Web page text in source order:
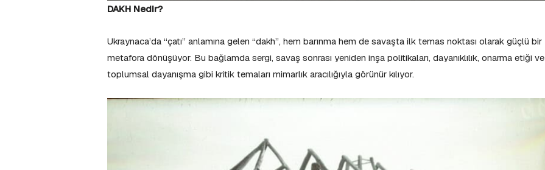
DAKH Nedir?
Ukraynaca’da “çatı” anlamına gelen “dakh”, hem barınma hem de savaşta ilk temas noktası olarak güçlü bir
metafora dönüşüyor. Bu bağlamda sergi, savaş sonrası yeniden inşa politikaları, dayanıklılık, onarma etiği ve
toplumsal dayanışma gibi kritik temaları mimarlık aracılığıyla görünür kılıyor.